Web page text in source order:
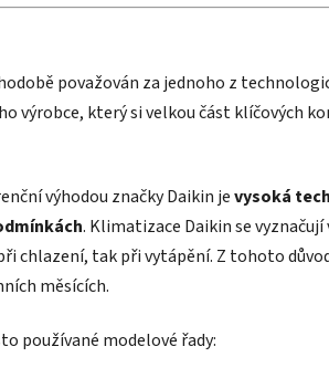
považován za jednoho z
výrobce, který si velkou část klíčových
výhodou značky Daikin jevysoká
. Klimatizace Daikin se
chlazení, tak při vytápění. Z tohoto
měsících.
používané modelové řady: